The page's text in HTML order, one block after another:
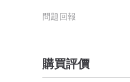
問題回報
購買評價